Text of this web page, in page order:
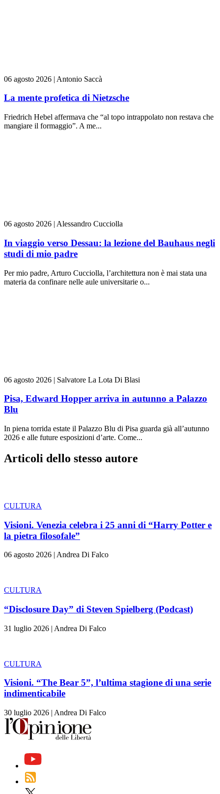
06 agosto 2026 | Antonio Saccà
La mente profetica di Nietzsche
Friedrich Hebel affermava che “al topo intrappolato non restava che
mangiare il formaggio”. A me...
06 agosto 2026 | Alessandro Cucciolla
In viaggio verso Dessau: la lezione del Bauhaus negli
studi di mio padre
Per mio padre, Arturo Cucciolla, l’architettura non è mai stata una
materia da confinare nelle aule universitarie o...
06 agosto 2026 | Salvatore La Lota Di Blasi
Pisa, Edward Hopper arriva in autunno a Palazzo
Blu
In piena torrida estate il Palazzo Blu di Pisa guarda già all’autunno
2026 e alle future esposizioni d’arte. Come...
Articoli dello stesso autore
CULTURA
Visioni. Venezia celebra i 25 anni di “Harry Potter e
la pietra filosofale”
06 agosto 2026 | Andrea Di Falco
CULTURA
“Disclosure Day” di Steven Spielberg (Podcast)
31 luglio 2026 | Andrea Di Falco
CULTURA
Visioni. “The Bear 5”, l’ultima stagione di una serie
indimenticabile
30 luglio 2026 | Andrea Di Falco